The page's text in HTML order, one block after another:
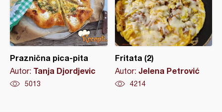
Praznična pica-pita
Autor: Tanja Djordjevic
5013
Fritata (2)
Autor: Jelena Petrović
4214